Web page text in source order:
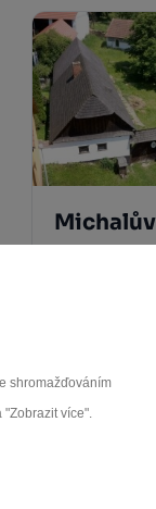
shromažďováním
více".